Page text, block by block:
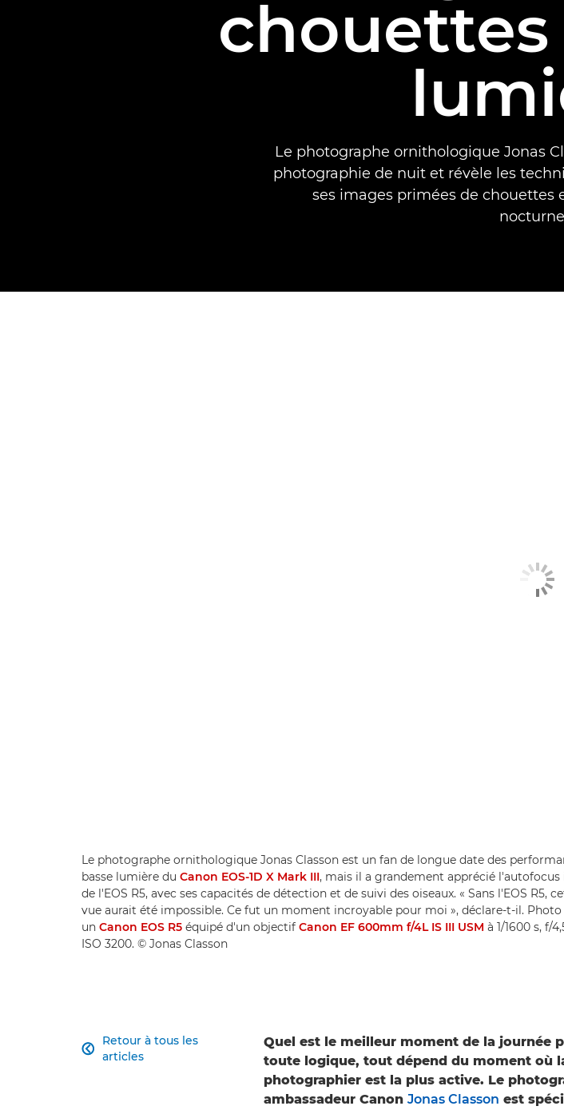
chouettes
Le photographe ornithologique Jonas
photographie de nuit et révèle les
ses images primées de chouettes
Le photographe ornithologique Jonas Classon est un fan de longue date des
basse lumière du Canon EOS-1D X Mark III, mais il a grandement apprécié
de l'EOS R5, avec ses capacités de détection et de suivi des oiseaux. « Sans l'EOS R5,
vue aurait été impossible. Ce fut un moment incroyable pour moi », déclare-t-il. Photo
un Canon EOS R5 équipé d'un objectif Canon EF 600mm f/4L IS III USM à 1/1600 s, f/
ISO 3200. © Jonas Classon
Retour à tous les
articles

Quel est le meilleur moment de la journée
toute logique, tout dépend du moment où
photographier est la plus active. Le
ambassadeur Canon Jonas Classon est